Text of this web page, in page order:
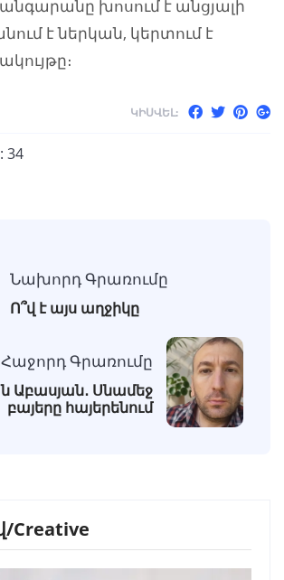
խոսում է անցյալի
է ներկան, կերտում է
ԿԻՍՎԵԼ:
34
Նախորդ Գրառումը
Ո՞վ է այս աղջիկը
Հաջորդ Գրառումը
Աբասյան․ Սնամեջ
բայերը հայերենում